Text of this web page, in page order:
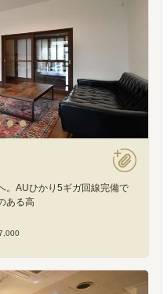
。AUひかり5ギガ回線完備で
ある高